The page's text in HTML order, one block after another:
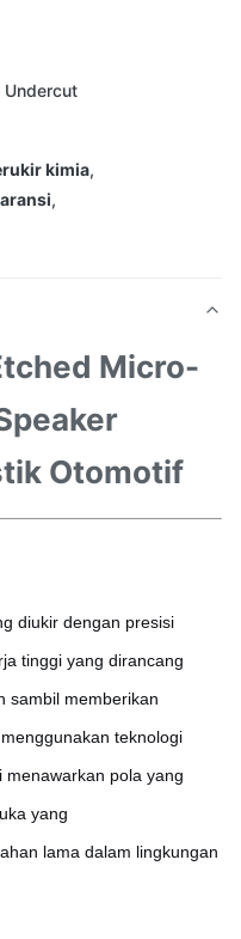
Undercut
kimia,
,
Micro-
Otomotif
diukir dengan presisi
tinggi yang dirancang
sambil memberikan
teknologi
menawarkan pola yang
yang
lama dalam lingkungan